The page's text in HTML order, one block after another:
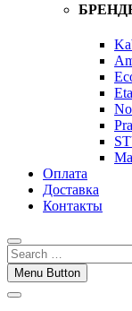
Оплата
Доставка
Контакты
Menu Button